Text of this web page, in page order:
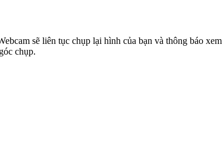
sẽ liên tục chụp lại hình của bạn và thông báo
chụp.